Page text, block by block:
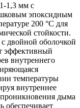
1,3 мм с
эпоксидным
200 °C для
стойкости.
двойной оболочкой
эффективный
внутреннего
температуры
внутреннее
дыма
обеспечивает